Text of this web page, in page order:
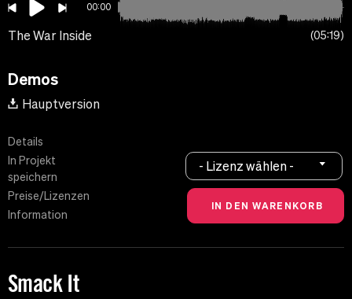
00:00
The War Inside 05:19
Demos
Hauptversion
Details
In Projekt
speichern
Preise/Lizenzen
Information
- Lizenz wählen -
Smack It